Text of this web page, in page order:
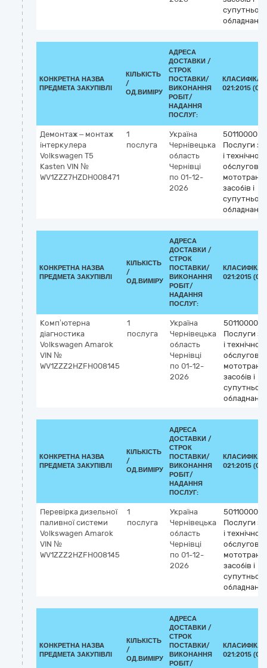
супутнього
обладнання
КОНКРЕТНА НАЗВА
ПРЕДМЕТА ЗАКУПІВЛІ
КІЛЬКІСТЬ
/
ОД.ВИМІРУ
АДРЕСА
ДОСТАВКИ /
СТРОК
ПОСТАВКИ/
ВИКОНАННЯ
РОБІТ/
НАДАННЯ
ПОСЛУГ:
021:2015
Демонтаж – монтаж
інтеркулера
Volkswagen T5
Kasten VIN №
WV1ZZZ7HZDH008471
1
послуга
Україна
Чернівецька
область
Чернівці
по 01-12-
2026
50110000-9
Послуги з
і технічного
засобів і
супутнього
обладнання
КОНКРЕТНА НАЗВА
ПРЕДМЕТА ЗАКУПІВЛІ
КІЛЬКІСТЬ
/
ОД.ВИМІРУ
АДРЕСА
ДОСТАВКИ /
СТРОК
ПОСТАВКИ/
ВИКОНАННЯ
РОБІТ/
НАДАННЯ
ПОСЛУГ:
021:2015
Комп’ютерна
діагностика
Volkswagen Amarok
VIN №
WV1ZZZ2HZFH008145
1
послуга
Україна
Чернівецька
область
Чернівці
по 01-12-
2026
50110000-9
Послуги з
і
засобів і
КОНКРЕТНА НАЗВА
ПРЕДМЕТА ЗАКУПІВЛІ
КІЛЬКІСТЬ
/
ОД.ВИМІРУ
АДРЕСА
ДОСТАВКИ /
СТРОК
ПОСТАВКИ/
ВИКОНАННЯ
РОБІТ/
НАДАННЯ
ПОСЛУГ:
021:2015
Перевірка дизельної
паливної системи
Volkswagen Amarok
VIN №
WV1ZZZ2HZFH008145
1
послуга
Україна
Чернівецька
область
Чернівці
по 01-12-
2026
50110000-9
Послуги з
і
засобів і
КОНКРЕТНА НАЗВА
ПРЕДМЕТА ЗАКУПІВЛІ
КІЛЬКІСТЬ
/
ОД.ВИМІРУ
АДРЕСА
ДОСТАВКИ /
СТРОК
ПОСТАВКИ/
ВИКОНАННЯ
РОБІТ/
021:2015